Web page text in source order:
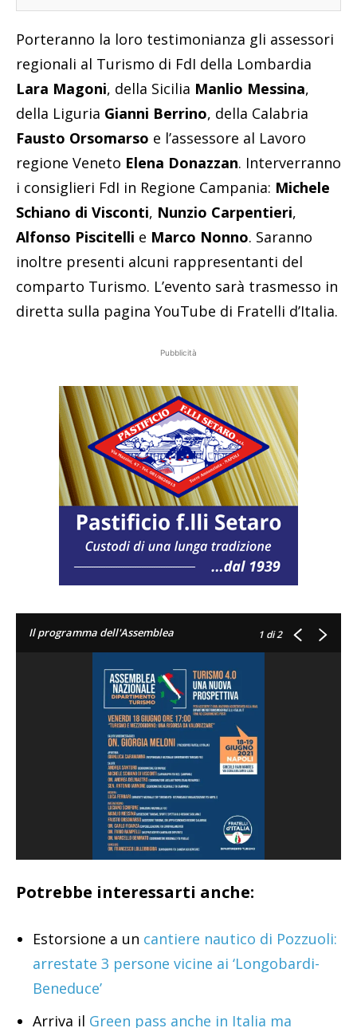
Porteranno la loro testimonianza gli assessori
regionali al Turismo di FdI della Lombardia
Lara Magoni, della Sicilia Manlio Messina,
della Liguria Gianni Berrino, della Calabria
Fausto Orsomarso e l’assessore al Lavoro
regione Veneto Elena Donazzan. Interverranno
i consiglieri FdI in Regione Campania: Michele
Schiano di Visconti, Nunzio Carpentieri,
Alfonso Piscitelli e Marco Nonno. Saranno
inoltre presenti alcuni rappresentanti del
comparto Turismo. L’evento sarà trasmesso in
diretta sulla pagina YouTube di Fratelli d’Italia.
Pubblicità
Il programma dell'Assemblea 1 di 2
Potrebbe interessarti anche:
Estorsione a un cantiere nautico di Pozzuoli:
arrestate 3 persone vicine ai ‘Longobardi-
Beneduce’
Arriva il Green pass anche in Italia ma